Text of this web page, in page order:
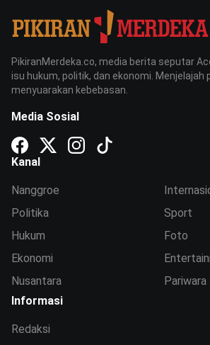
PikiranMerdeka.co, media berita seputar
isu hukum, politik, dan ekonomi. Menjelajah
menyuarakan kebebasan.
Media Sosial
Kanal
Nanggroe
Politika
Hukum
Ekonomi
Nusantara
Sport
Foto
Pariwara
Informasi
Redaksi